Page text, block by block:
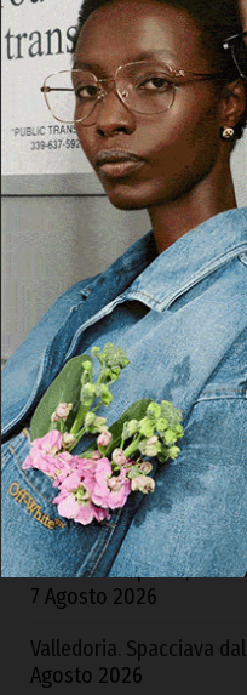
ARTICOLI RECENTI
Ad Alà dei Sardi la
Folklore
7 Agosto 2026
Sequestrati oltre 6 kg
dalla Spagna, 4 arresti
7 Agosto 2026
Strada Monte Pino,
e consegnato un’opera
7 Agosto 2026
Neurologia di Ozieri, Fp
conferma reparto, ma
7 Agosto 2026
Valledoria. Spacciava
Agosto 2026